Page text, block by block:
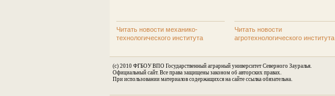
Читать новости механико-
технологического института
Читать новости
агротехнологического института
(c) 2010 ФГБОУ ВПО Государственный аграрный университет Северного Зауралья.
Официальный сайт. Все права защищены законом об авторских правах.
При использовании материалов содержащихся на сайте ссылка обязательна.